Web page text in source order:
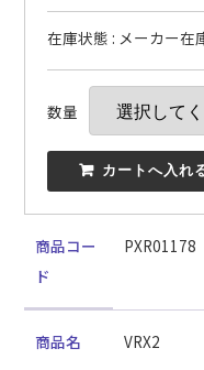
在庫状態 : メーカー在
数量
 カートへ入れ
商品コー
ド
PXR01178
商品名 VRX2